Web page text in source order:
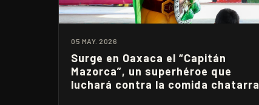
05 MAY. 2026
Surge en Oaxaca el “Capitán
Mazorca”, un superhéroe que
luchará contra la comida chatarra